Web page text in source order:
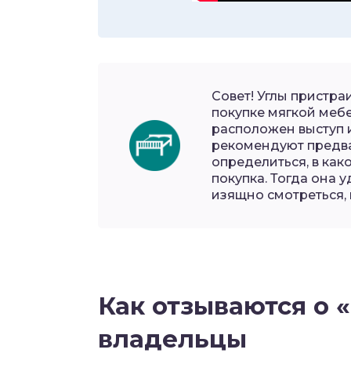
Совет! Углы
покупке мягкой
расположен выступ
рекомендуют
определиться, в
покупка. Тогда она
изящно
Как отзываются
владельцы